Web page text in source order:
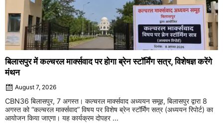
बिलासपुर में कल्चरल मार्क्सवाद पर होगा ब्रेन स्टॉर्मिंग सत्र, विशेषज्ञ करेंगे
मंथन
August 7, 2026
CBN36 बिलासपुर, 7 अगस्त। कल्चरल मार्क्सवाद अध्ययन समूह, बिलासपुर द्वारा 8
अगस्त को “कल्चरल मार्क्सवाद” विषय पर विशेष ब्रेन स्टॉर्मिंग सत्र (अध्ययन रिपोर्ट) का
आयोजन किया जाएगा। यह कार्यक्रम दोपहर ...